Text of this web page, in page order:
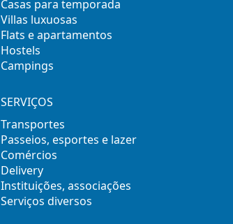
Casas para temporada
Villas luxuosas
Flats e apartamentos
Hostels
Campings
SERVIÇOS
Transportes
Passeios, esportes e lazer
Comércios
Delivery
Instituições, associações
Serviços diversos